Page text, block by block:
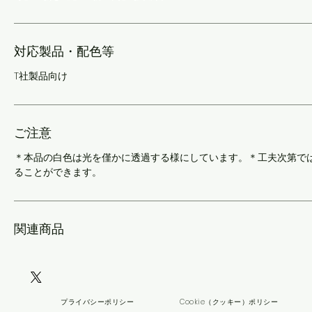
対応製品・配色等
T社製品向け
ご注意
＊本品の白色は光を僅かに透過する様にしています。＊工夫次第で
ることができます。
関連商品
プライバシーポリシー Cookie（クッキー）ポリシー